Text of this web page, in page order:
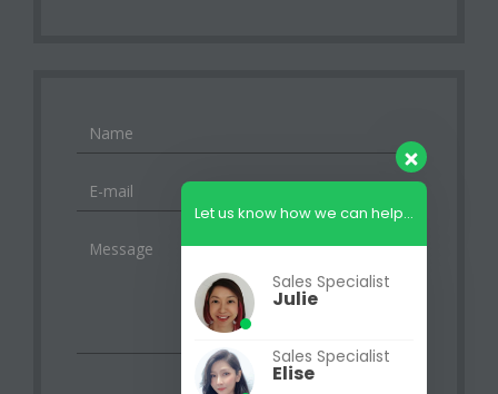
Let us know how we can help...
Sales Specialist
Julie
Sales Specialist
Elise